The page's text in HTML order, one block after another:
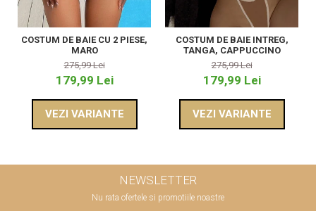
COSTUM DE BAIE CU 2 PIESE,
MARO
275,99 Lei
179,99 Lei
VEZI VARIANTE
COSTUM DE BAIE INTREG,
TANGA, CAPPUCCINO
275,99 Lei
179,99 Lei
VEZI VARIANTE
NEWSLETTER
Nu rata ofertele si promotiile noastre